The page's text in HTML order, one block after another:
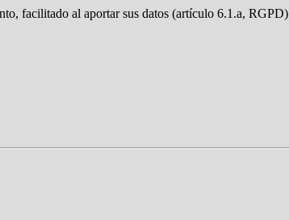
facilitado al aportar sus datos (artículo 6.1.a, RGPD)